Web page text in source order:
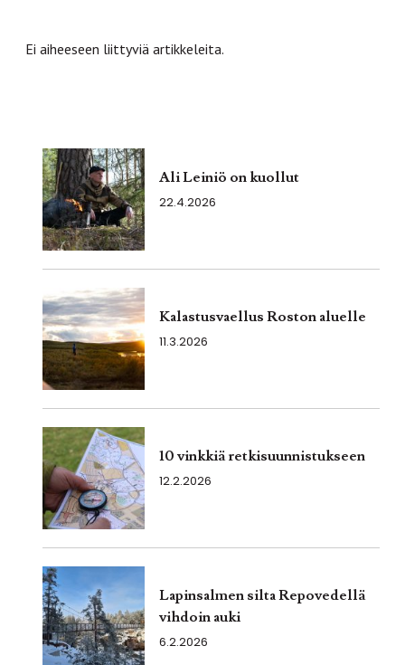
Ei aiheeseen liittyviä artikkeleita.
Ali Leiniö on kuollut
22.4.2026
Kalastusvaellus Roston aluelle
11.3.2026
10 vinkkiä retkisuunnistukseen
12.2.2026
Lapinsalmen silta Repovedellä
vihdoin auki
6.2.2026